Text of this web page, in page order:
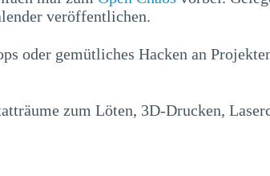
veröffentlichen.
oder gemütliches Hacken an
zum Löten, 3D-Drucken,